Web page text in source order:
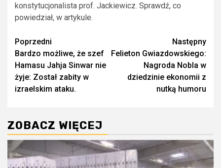
konstytucjonalista prof. Jackiewicz. Sprawdź, co
powiedział, w artykule.
Zobacz
wpisy
Poprzedni
Bardzo możliwe, że szef
Hamasu Jahja Sinwar nie
żyje: Został zabity w
izraelskim ataku.
Następny
Felieton Gwiazdowskiego:
Nagroda Nobla w
dziedzinie ekonomii z
nutką humoru
ZOBACZ WIĘCEJ